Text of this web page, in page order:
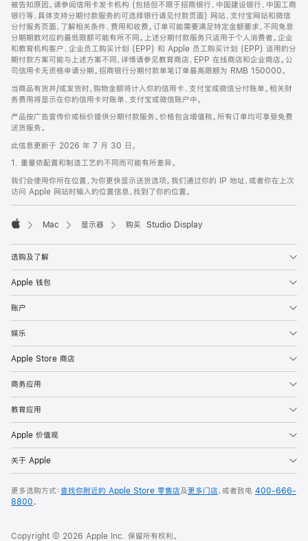
被告知原因。请参阅信用卡发卡机构 (包括但不限于招商银行、中国建设银行、中国工商
银行等，具体支持分期付款服务的可选择银行请见付款页面) 网站、支付宝网站和微信
分付服务页面，了解相关条件、费用和收费。订单可能需要满足特定金额要求，不同免息
分期期数对应的最低限额可能有所不同。上述分期付款服务只适用于个人消费者。企业
和教育机构客户、企业员工购买计划 (EPP) 和 Apple 员工购买计划 (EPP) 适用的分
期付款方案可能与上述方案不同，详情请参见教育商店、EPP 在线商店和企业商店。公
司信用卡无资格申请分期。招商银行分期付款单笔订单最高限额为 RMB 150000。
当商品有货并/或发货时，购物金额将计入你的信用卡、支付宝或微信分付账单。相关财
务费用将显示在你的信用卡对账单、支付宝或微信账户中。
产品按广告宣传价或标价提供分期付款服务。价格包含增值税。所有订单均可享受免费
送货服务。
此信息更新于 2026 年 7 月 30 日。
1. 重量依配置和制造工艺的不同而可能有所差异。
我们会使用你所在位置，为你更快显示送货选项。我们通过你的 IP 地址，或者你在上次
访问 Apple 网站时输入的位置信息，找到了你的位置。
Mac 显示器 购买 Studio Display
选购及了解
Apple 钱包
账户
娱乐
Apple Store 商店
商务应用
教育应用
Apple 价值观
关于 Apple
更多选购方式：查找你附近的 Apple Store 零售店及更多门店，或者致电 400-666-
8800。
Copyright © 2026 Apple Inc. 保留所有权利。